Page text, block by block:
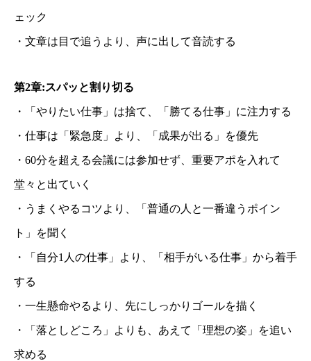
ェック
・文章は目で追うより、声に出して音読する
第2章:スパッと割り切る
・「やりたい仕事」は捨て、「勝てる仕事」に注力する
・仕事は「緊急度」より、「成果が出る」を優先
・60分を超える会議には参加せず、重要アポを入れて
堂々と出ていく
・うまくやるコツより、「普通の人と一番違うポイン
ト」を聞く
・「自分1人の仕事」より、「相手がいる仕事」から着手
する
・一生懸命やるより、先にしっかりゴールを描く
・「落としどころ」よりも、あえて「理想の姿」を追い
求める